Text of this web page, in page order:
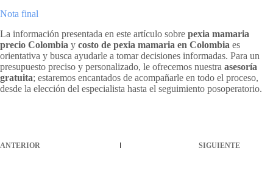
Nota final
La información presentada en este artículo sobre pexia mamaria
precio Colombia y costo de pexia mamaria en Colombia es
orientativa y busca ayudarle a tomar decisiones informadas. Para un
presupuesto preciso y personalizado, le ofrecemos nuestra asesoría
gratuita; estaremos encantados de acompañarle en todo el proceso,
desde la elección del especialista hasta el seguimiento posoperatorio.
ANTERIOR SIGUIENTE